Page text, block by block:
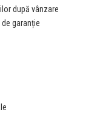
după vânzare
garanție